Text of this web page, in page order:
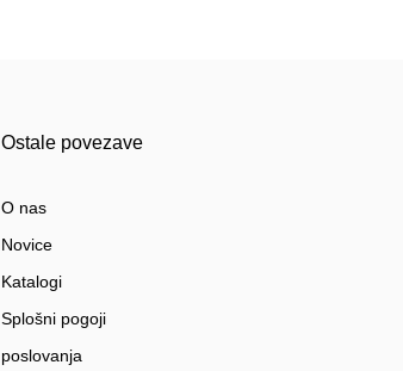
Ostale povezave
O nas
Novice
Katalogi
Splošni pogoji
poslovanja